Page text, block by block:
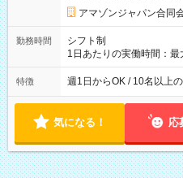
アマゾンジャパン合同
勤務時間
シフト制
1日あたりの実働時間：最
社後、就業可能シフトを
特徴 週1日からOK / 10名以上
気になる！ 応